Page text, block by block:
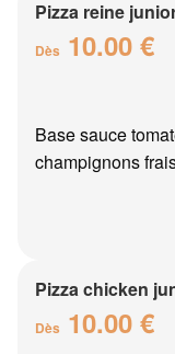
Pizza reine
Dès 10.00 €
Base sauce
champignons
Pizza chicken
Dès 10.00 €